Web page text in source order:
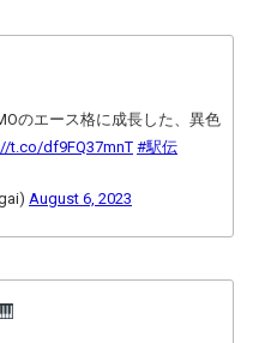
のエース格に成長した、異色
t.co/df9FQ37mnT #駅伝
August 6, 2023